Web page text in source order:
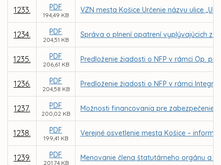
1233. PDF
194,49 KB
VZN mesta Košice Určenie názvu ulice
1234. PDF
204,51 KB
Správa o plnení opatrení vyplývajúcich z
1235. PDF
206,61 KB
Predloženie žiadosti o NFP v rámci Op.
1236. PDF
204,58 KB
Predloženie žiadosti o NFP v rámci
1237. PDF
200,02 KB
Možnosti financovania pre
1238. PDF
199,41 KB
Verejné osvetlenie mesta Košice –
1239. PDF
201,74 KB
Menovanie člena štatutárneho orgánu a